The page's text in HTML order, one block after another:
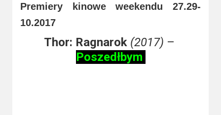
Filmy
oparte
Premiery kinowe weekendu 27.29-
10.2017
Thor: Ragnarok (2017) –
Poszedłbym